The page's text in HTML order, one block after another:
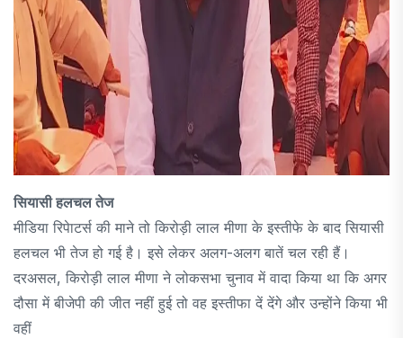
सियासी हलचल तेज
मीडिया रिपेाटर्स की माने तो किरोड़ी लाल मीणा के इस्तीफे के बाद सियासी
हलचल भी तेज हो गई है। इसे लेकर अलग-अलग बातें चल रही हैं।
दरअसल, किरोड़ी लाल मीणा ने लोकसभा चुनाव में वादा किया था कि अगर
दौसा में बीजेपी की जीत नहीं हुई तो वह इस्तीफा दें देंगे और उन्होंने किया भी
वहीं